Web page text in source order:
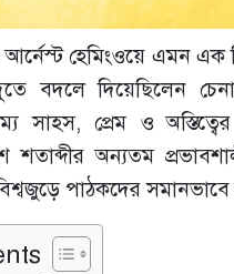
হেমিংওয়ে এমন এক
বদলে দিয়েছিলেন
সাহস, প্রেম ও
শতাব্দীর অন্যতম
পাঠকদের